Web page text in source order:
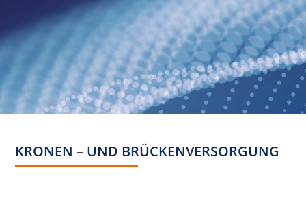
KRONEN – UND BRÜCKENVERSORGUNG